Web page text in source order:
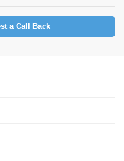
a Call Back